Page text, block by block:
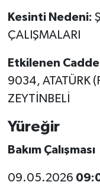
Kesinti Nedeni:
ÇALIŞMALARI
Etkilenen
9034, ATATÜRK
ZEYTİNBELİ
Yüreğir
Bakım Çalışması
09.05.2026